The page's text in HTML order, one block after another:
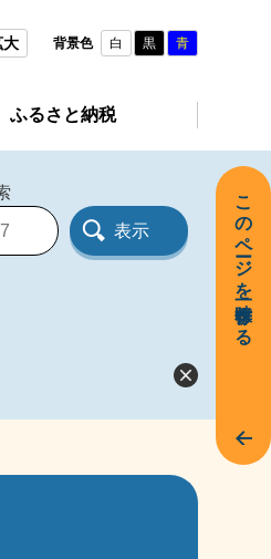
大 背景色 白 黒 青
ふるさと納税
このページを一時保存する